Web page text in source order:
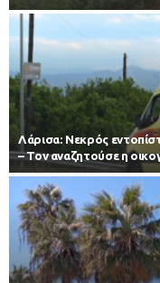
Λάρισα: Νεκρός
– Toν αναζητούσε η